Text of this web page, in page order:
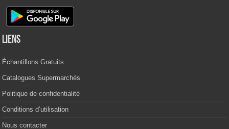
Liens
Échantillons Gratuits
Catalogues Supermarchés
Politique de confidentialité
Conditions d’utilisation
Nous contacter